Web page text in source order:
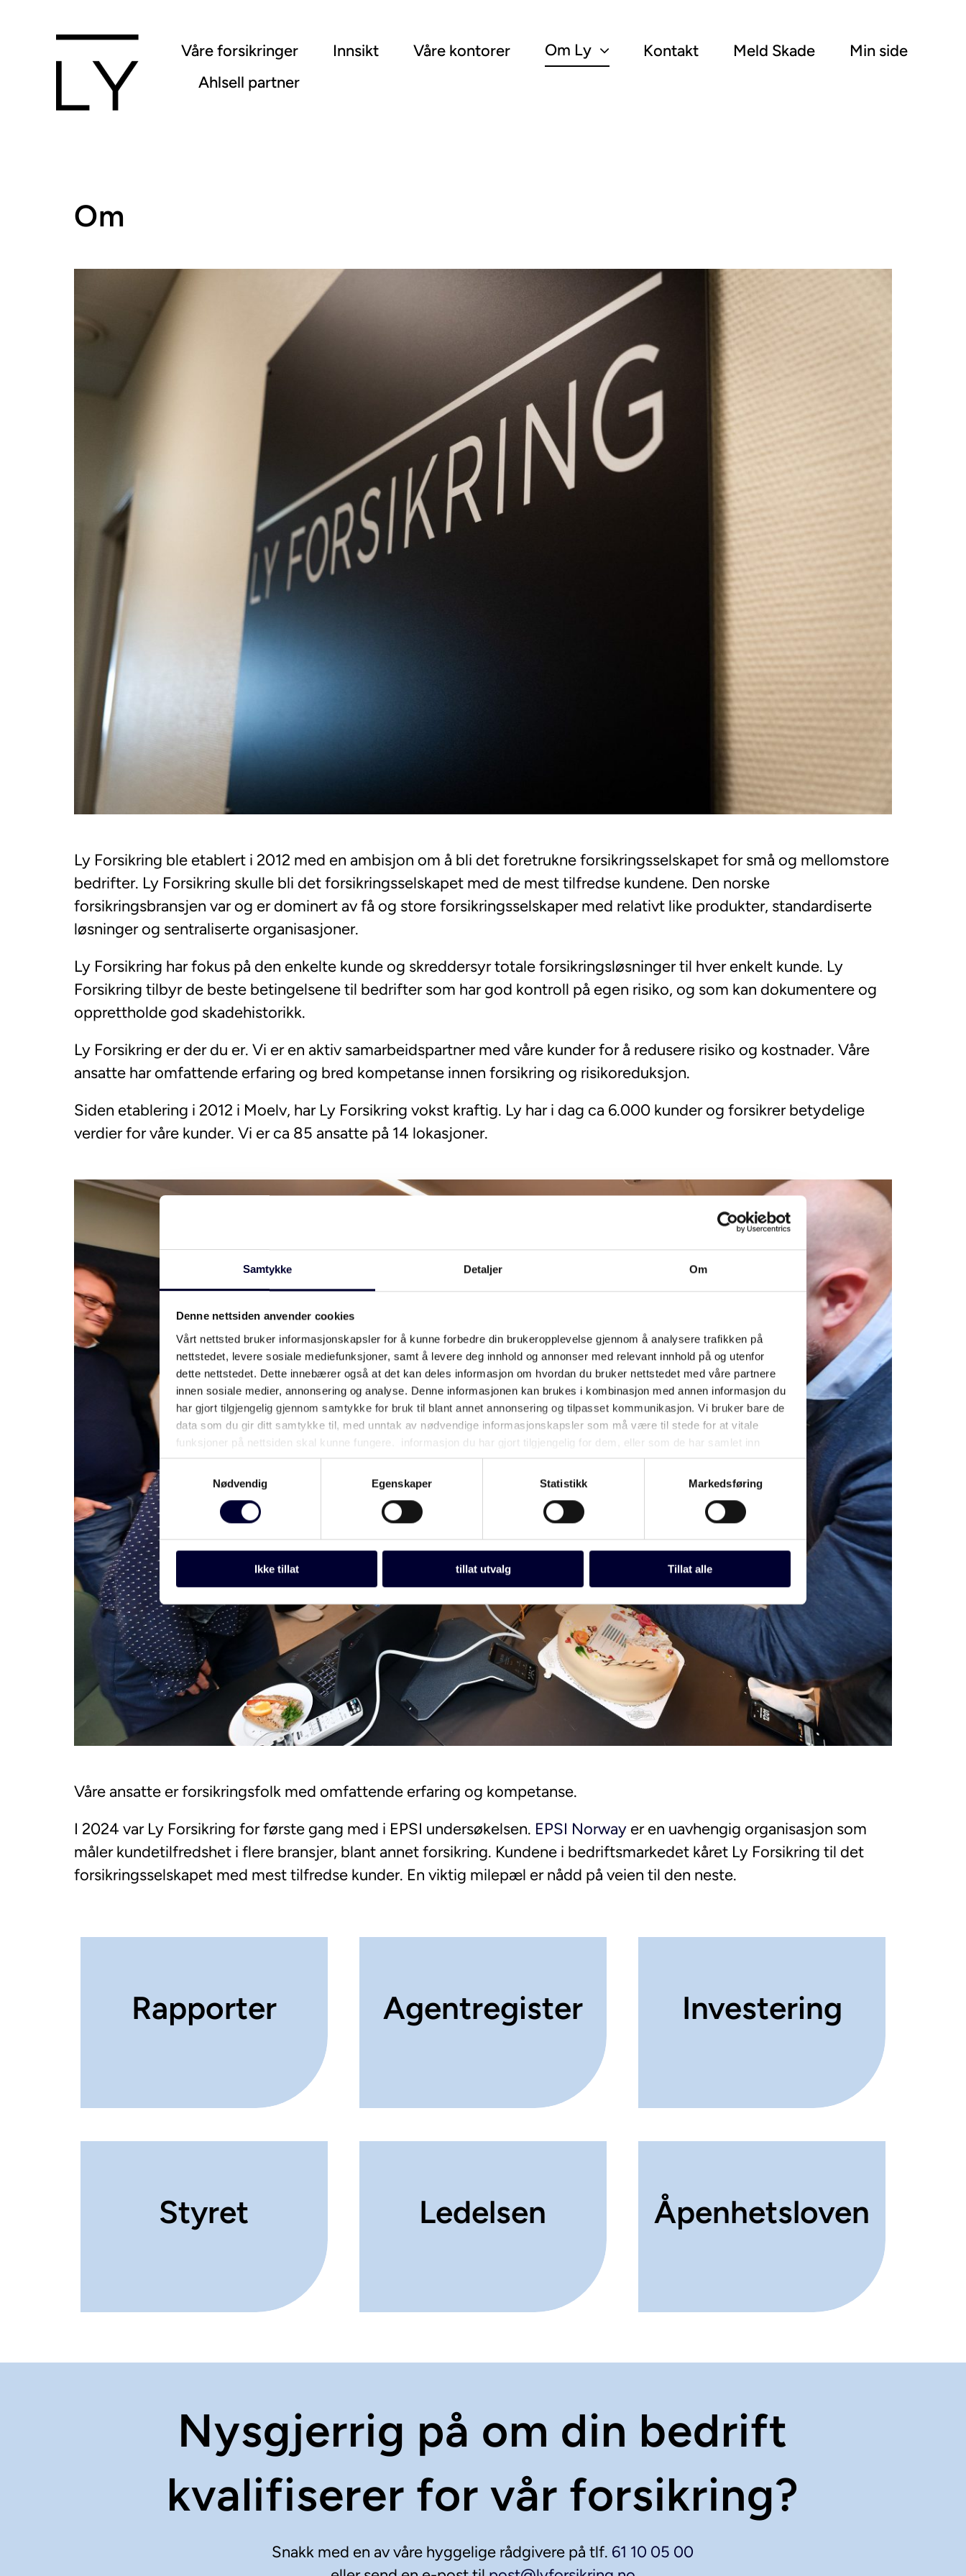
Samtykke Detaljer Om
Denne nettsiden anvender cookies
Vårt nettsted bruker informasjonskapsler for å kunne forbedre din brukeropplevelse gjennom å analysere trafikken på
nettstedet, levere sosiale mediefunksjoner, samt å levere deg innhold og annonser med relevant innhold på og utenfor
dette nettstedet. Dette innebærer også at det kan deles informasjon om hvordan du bruker nettstedet med våre partnere
innen sosiale medier, annonsering og analyse. Denne informasjonen kan brukes i kombinasjon med annen informasjon du
har gjort tilgjengelig gjennom samtykke for bruk til blant annet annonsering og tilpasset kommunikasjon. Vi bruker bare de
data som du gir ditt samtykke til, med unntak av nødvendige informasjonskapsler som må være til stede for at vitale
funksjoner på nettsiden skal kunne fungere. informasjon du har gjort tilgjengelig for dem, eller som de har samlet inn
gjennom din bruk av tjenestene deres.
Nødvendig
Egenskaper Statistikk Markedsføring
Ikke tillat tillat utvalg Tillat alle
Våre forsikringer Innsikt Våre kontorer Om Ly Kontakt Meld Skade
Min side
Ahlsell partner
Om
Ly Forsikring ble etablert i 2012 med en ambisjon om å bli det foretrukne forsikringsselskapet for små og mellomstore
bedrifter. Ly Forsikring skulle bli det forsikringsselskapet med de mest tilfredse kundene. Den norske
forsikringsbransjen var og er dominert av få og store forsikringsselskaper med relativt like produkter, standardiserte
løsninger og sentraliserte organisasjoner.
Ly Forsikring har fokus på den enkelte kunde og skreddersyr totale forsikringsløsninger til hver enkelt kunde. Ly
Forsikring tilbyr de beste betingelsene til bedrifter som har god kontroll på egen risiko, og som kan dokumentere og
opprettholde god skadehistorikk.
Ly Forsikring er der du er. Vi er en aktiv samarbeidspartner med våre kunder for å redusere risiko og kostnader. Våre
ansatte har omfattende erfaring og bred kompetanse innen forsikring og risikoreduksjon.
Siden etablering i 2012 i Moelv, har Ly Forsikring vokst kraftig. Ly har i dag ca 6.000 kunder og forsikrer betydelige
verdier for våre kunder. Vi er ca 85 ansatte på 14 lokasjoner.
Våre ansatte er forsikringsfolk med omfattende erfaring og kompetanse.
I 2024 var Ly Forsikring for første gang med i EPSI undersøkelsen. EPSI Norwayer en uavhengig organisasjon som
måler kundetilfredshet i flere bransjer, blant annet forsikring. Kundene i bedriftsmarkedet kåret Ly Forsikring til det
forsikringsselskapet med mest tilfredse kunder. En viktig milepæl er nådd på veien til den neste.
Rapporter Agentregister Investering
Styret Ledelsen Åpenhetsloven
Nysgjerrig på om din bedrift
kvalifiserer for vår forsikring?
Snakk med en av våre hyggelige rådgivere på tlf. 61 10 05 00